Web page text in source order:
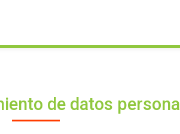
de datos